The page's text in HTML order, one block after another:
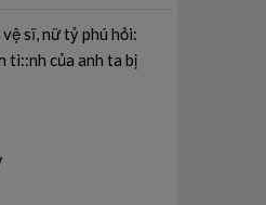
sĩ, nữ tỷ phú hỏi:
tì::nh của anh ta bị